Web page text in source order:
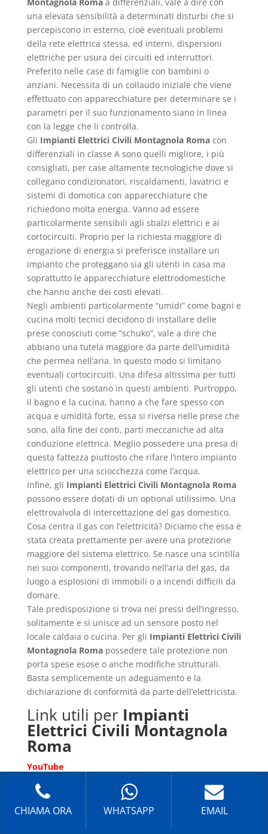
Montagnola Romaa differenziali, vale a dire con
una elevata sensibilità a determinati disturbi che si
percepiscono in esterno, cioè eventuali problemi
della rete elettrica stessa, ed interni, dispersioni
elettriche per usura dei circuiti ed interruttori.
Preferito nelle case di famiglie con bambini o
anziani. Necessita di un collaudo iniziale che viene
effettuato con apparecchiature per determinare se i
parametri per il suo funzionamento siano in linea
con la legge che li controlla.
Gli Impianti Elettrici Civili Montagnola Romacon
differenziali in classe A sono quelli migliore, i più
consigliati, per case altamente tecnologiche dove si
collegano condizionatori, riscaldamenti, lavatrici e
sistemi di domotica con apparecchiature che
richiedono molta energia. Vanno ad essere
particolarmente sensibili agli sbalzi elettrici e ai
cortocircuiti. Proprio per la richiesta maggiore di
erogazione di energia si preferisce installare un
impianto che proteggano sia gli utenti in casa ma
soprattutto le apparecchiature elettrodomestiche
che hanno anche dei costi elevati.
Negli ambienti particolarmente “umidi” come bagni e
cucina molti tecnici decidono di installare delle
prese conosciuti come “schuko”, vale a dire che
abbiano una tutela maggiore da parte dell’umidità
che permea nell’aria. In questo modo si limitano
eventuali cortocircuiti. Una difesa altissima per tutti
gli utenti che sostano in questi ambienti. Purtroppo,
il bagno e la cucina, hanno a che fare spesso con
acqua e umidità forte, essa si riversa nelle prese che
sono, alla fine dei conti, parti meccaniche ad alta
conduzione elettrica. Meglio possedere una presa di
questa fattezza piuttosto che rifare l’intero impianto
elettrico per una sciocchezza come l’acqua.
Infine, gli Impianti Elettrici Civili Montagnola Roma
possono essere dotati di un optional utilissimo. Una
elettrovalvola di intercettazione del gas domestico.
Cosa centra il gas con l’elettricità? Diciamo che essa è
stata creata prettamente per avere una protezione
maggiore del sistema elettrico. Se nasce una scintilla
nei suoi componenti, trovando nell’aria del gas, da
luogo a esplosioni di immobili o a incendi difficili da
domare.
Tale predisposizione si trova nei pressi dell’ingresso,
solitamente e si unisce ad un sensore posto nel
locale caldaia o cucina. Per gli Impianti Elettrici Civili
Montagnola Romapossedere tale protezione non
porta spese esose o anche modifiche strutturali.
Basta semplicemente un adeguamento e la
dichiarazione di conformità da parte dell’elettricista.
Link utili per Impianti
Elettrici Civili Montagnola
Roma
YouTube
Impianti Elettrici Roma – Tecnici specializzati
nell’installazione e nella manutenzione di impianti
elettrici civili ed industriali e di impianti di
CHIAMA ORA WHATSAPP EMAIL